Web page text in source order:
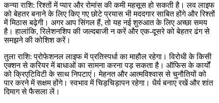
कन्या राशि: रिश्तों में प्यार और रोमांस की कमी महसूस हो सकती है। लव लाइफ
को बेहतर बनाने के लिए किए गए छोटे प्रयास भी मददगार साबित होंगे और रिश्तों
में मिठास बढ़ेगी। अगर आप सिंगल हैं, तो यह नई शुरुआत के लिए अच्छा समय
है। हालांकि, रिलेशनशिप की जल्दबाजी न करें और एक-दूसरे को बेहतर ढंग से
समझने की कोशिश करें।
तुला राशि: प्रोफेशनल लाइफ में प्रतिस्पर्धा का माहौल रहेगा। विरोधी के किसी
एक्शन से करियर में बाधाओं का सामना करना पड़ सकता है। ऑफिस के कार्यों
को क्रिएटिविटी के साथ निपटाएं। मेहनत और आत्मविश्वास से चुनौतियों को
पार करने में सक्षम होंगे। स्वभाव में चिड़चिड़ापन रहेगा। धैर्य बनाए रखें और शांत
दिमाग से फैसला लें।